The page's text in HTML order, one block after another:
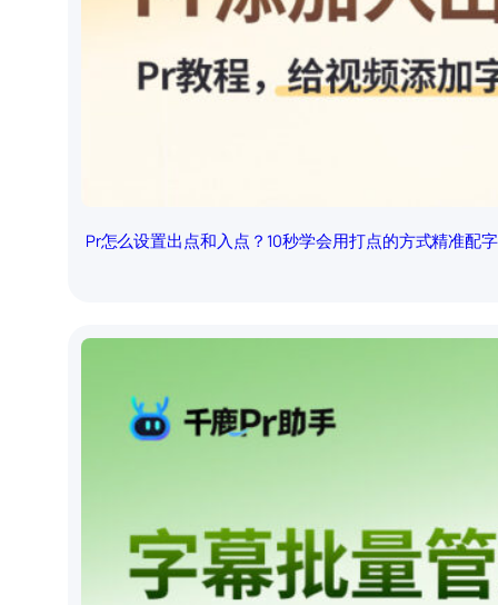
Pr怎么设置出点和入点？10秒学会用打点的方式精准配